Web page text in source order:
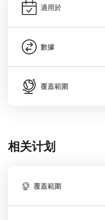
適用於
數據
覆蓋範圍
相关计划
覆蓋範圍